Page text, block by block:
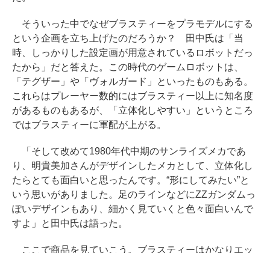
そういった中でなぜブラスティーをプラモデルにする
という企画を立ち上げたのだろうか？ 田中氏は「当
時、しっかりした設定画が用意されているロボットだっ
たから」だと答えた。この時代のゲームロボットは、
「テグザー」や「ヴォルガード」といったものもある。
これらはプレーヤー数的にはブラスティー以上に知名度
があるものもあるが、「立体化しやすい」というところ
ではブラスティーに軍配が上がる。
「そして改めて1980年代中期のサンライズメカであ
り、明貴美加さんがデザインしたメカとして、立体化し
たらとても面白いと思ったんです。“形にしてみたい”と
いう思いがありました。足のラインなどにZZガンダムっ
ぽいデザインもあり、細かく見ていくと色々面白いんで
すよ」と田中氏は語った。
ここで商品を見ていこう。ブラスティーはかなりエッ